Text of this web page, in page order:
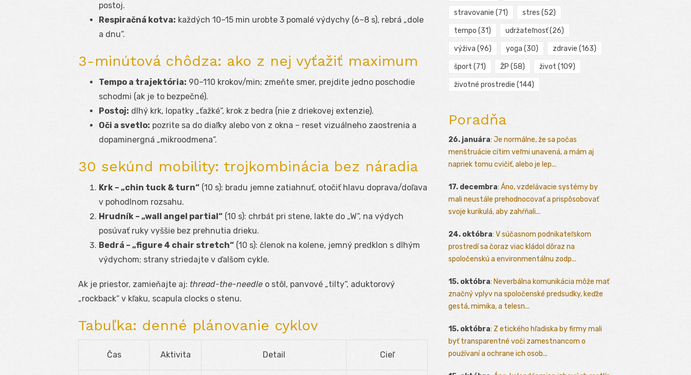
postoj.
Respiračná kotva: každých 10–15 min urobte 3 pomalé výdychy (6–8 s), rebrá „dole
a dnu“.
3-minútová chôdza: ako z nej vyťažiť maximum
Tempo a trajektória: 90–110 krokov/min; zmeňte smer, prejdite jedno poschodie
schodmi (ak je to bezpečné).
Postoj: dlhý krk, lopatky „ťažké“, krok z bedra (nie z driekovej extenzie).
Oči a svetlo: pozrite sa do diaľky alebo von z okna – reset vizuálneho zaostrenia a
dopaminergná „mikroodmena“.
30 sekúnd mobility: trojkombinácia bez náradia
Krk – „chin tuck & turn“ (10 s): bradu jemne zatiahnuť, otočiť hlavu doprava/doľava
v pohodlnom rozsahu.
Hrudník – „wall angel partial“ (10 s): chrbát pri stene, lakte do „W“, na výdych
posúvať ruky vyššie bez prehnutia drieku.
Bedrá – „figure 4 chair stretch“ (10 s): členok na kolene, jemný predklon s dlhým
výdychom; strany striedajte v ďalšom cykle.
Ak je priestor, zamieňajte aj: thread-the-needle o stôl, panvové „tilty“, aduktorový
„rockback“ v kľaku, scapula clocks o stenu.
Tabuľka: denné plánovanie cyklov
Čas Aktivita Detail Cieľ
stravovanie (71) stres (52)
tempo (31) udržateľnosť(26)
výživa (96) yoga (30) zdravie (163)
šport (71) ŽP (58) život (109)
životné prostredie (144)
Poradňa
26. januára: Je normálne, že sa počas
menštruácie cítim veľmi unavená, a mám aj
napriek tomu cvičiť, alebo je lep...
17. decembra: Áno, vzdelávacie systémy by
mali neustále prehodnocovať a prispôsobovať
svoje kurikulá, aby zahŕňali...
24. októbra: V súčasnom podnikateľskom
prostredí sa čoraz viac kládol dôraz na
spoločenskú a environmentálnu zodp...
15. októbra: Neverbálna komunikácia môže mať
značný vplyv na spoločenské predsudky, keďže
gestá, mimika, a telesn...
15. októbra: Z etického hľadiska by firmy mali
byť transparentné voči zamestnancom o
používaní a ochrane ich osob...